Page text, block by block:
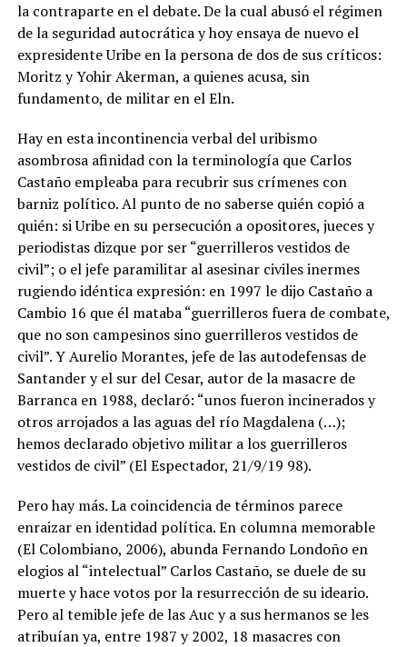
la contraparte en el debate. De la cual abusó el régimen
de la seguridad autocrática y hoy ensaya de nuevo el
expresidente Uribe en la persona de dos de sus críticos:
Moritz y Yohir Akerman, a quienes acusa, sin
fundamento, de militar en el Eln.
Hay en esta incontinencia verbal del uribismo
asombrosa afinidad con la terminología que Carlos
Castaño empleaba para recubrir sus crímenes con
barniz político. Al punto de no saberse quién copió a
quién: si Uribe en su persecución a opositores, jueces y
periodistas dizque por ser “guerrilleros vestidos de
civil”; o el jefe paramilitar al asesinar civiles inermes
rugiendo idéntica expresión: en 1997 le dijo Castaño a
Cambio 16 que él mataba “guerrilleros fuera de combate,
que no son campesinos sino guerrilleros vestidos de
civil”. Y Aurelio Morantes, jefe de las autodefensas de
Santander y el sur del Cesar, autor de la masacre de
Barranca en 1988, declaró: “unos fueron incinerados y
otros arrojados a las aguas del río Magdalena (…);
hemos declarado objetivo militar a los guerrilleros
vestidos de civil” (El Espectador, 21/9/19 98).
Pero hay más. La coincidencia de términos parece
enraizar en identidad política. En columna memorable
(El Colombiano, 2006), abunda Fernando Londoño en
elogios al “intelectual” Carlos Castaño, se duele de su
muerte y hace votos por la resurrección de su ideario.
Pero al temible jefe de las Auc y a sus hermanos se les
atribuían ya, entre 1987 y 2002, 18 masacres con